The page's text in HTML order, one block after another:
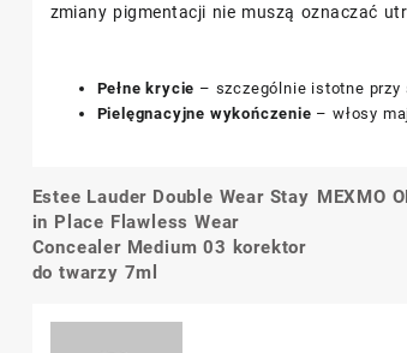
zmiany pigmentacji nie muszą oznaczać
Pełne krycie – szczególnie istotne przy
Pielęgnacyjne wykończenie – włosy
Nawigacja
wpisu
Estee Lauder Double Wear Stay
in Place Flawless Wear
Concealer Medium 03 korektor
do twarzy 7ml
MEXMO